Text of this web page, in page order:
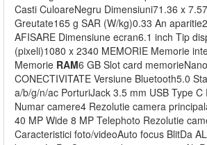
Casti CuloareNegru Dimensiuni71.36 x
Greutate165 g SAR (W/kg)0.33 An
AFISARE Dimensiune ecran6.1 inch Tip
(pixeli)1080 x 2340 MEMORIE Memorie
Memorie RAM6 GB Slot card
CONECTIVITATE Versiune Bluetooth5.0
a/b/g/n/ac PorturiJack 3.5 mm USB Type C
Numar camere4 Rezolutie camera
40 MP Wide 8 MP Telephoto Rezolutie
Caracteristici foto/videoAuto focus BlitDa